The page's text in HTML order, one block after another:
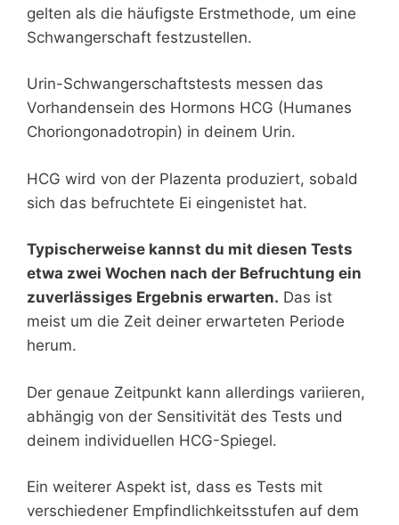
gelten als die häufigste Erstmethode, um eine
Schwangerschaft festzustellen.
Urin-Schwangerschaftstests messen das
Vorhandensein des Hormons HCG (Humanes
Choriongonadotropin) in deinem Urin.
HCG wird von der Plazenta produziert, sobald
sich das befruchtete Ei eingenistet hat.
Typischerweise kannst du mit diesen Tests
etwa zwei Wochen nach der Befruchtung ein
zuverlässiges Ergebnis erwarten. Das ist
meist um die Zeit deiner erwarteten Periode
herum.
Der genaue Zeitpunkt kann allerdings variieren,
abhängig von der Sensitivität des Tests und
deinem individuellen HCG-Spiegel.
Ein weiterer Aspekt ist, dass es Tests mit
verschiedener Empfindlichkeitsstufen auf dem